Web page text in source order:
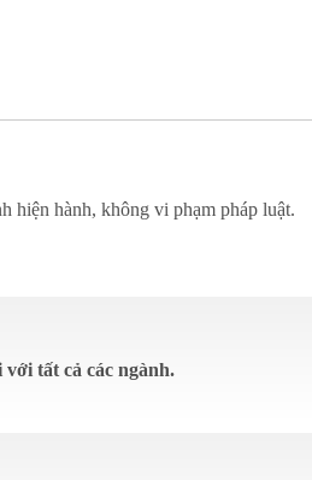
hiện hành, không vi phạm pháp luật.
tất cả các ngành.